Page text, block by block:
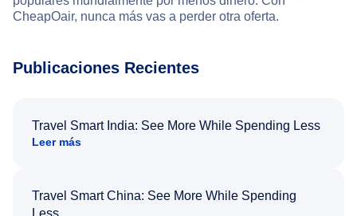
CheapOair, nunca más vas a perder otra oferta.
Publicaciones Recientes
Travel Smart India: See More While Spending Less
Leer más
Travel Smart China: See More While Spending